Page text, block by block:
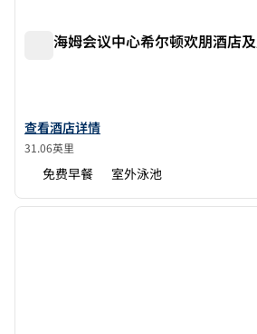
阿纳海姆会议中心希尔顿欢朋酒店
查看欢朋Anaheim Resort Convention
查看酒店详情
31.06英里
免费早餐 室外泳池
1/12
上一张图片